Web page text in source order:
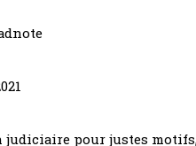
pour justes motifs,